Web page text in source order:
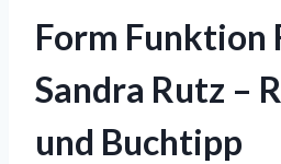
Form Funktion
Sandra Rutz –
und Buchtipp